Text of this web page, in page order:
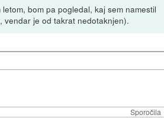
bom pa pogledal, kaj sem namestil
vendar je od takrat nedotaknjen).
Sporočila